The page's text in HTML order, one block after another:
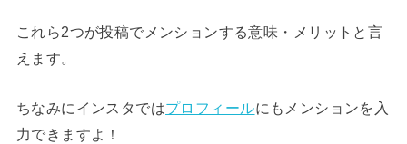
これら2つが投稿でメンションする意味・メリットと言
えます。
ちなみにインスタではプロフィールにもメンションを入
力できますよ！